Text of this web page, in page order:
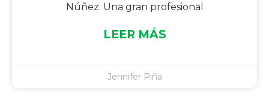
Núñez. Una gran profesional
LEER MÁS
Jennifer Piña